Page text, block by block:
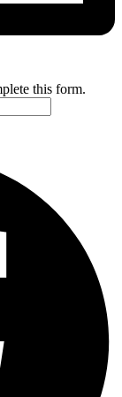
this form.